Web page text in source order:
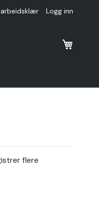
Logg inn
flere